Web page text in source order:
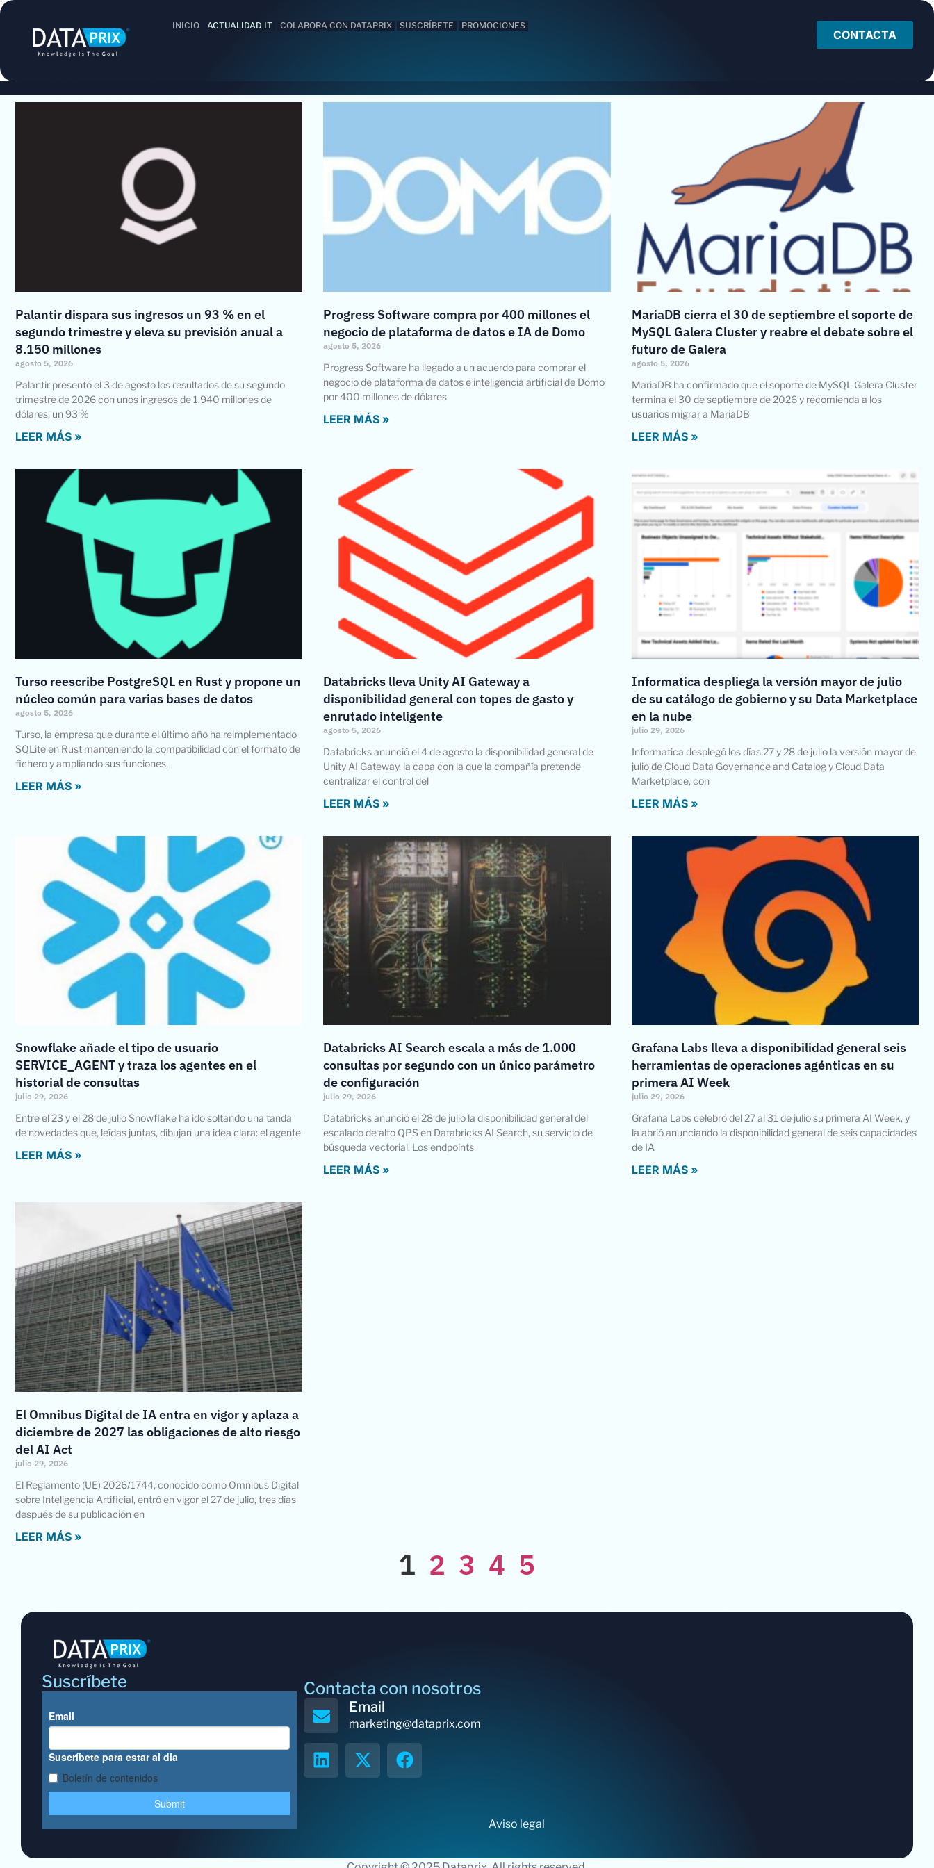
CONTACTA
INICIO ACTUALIDAD IT COLABORA CON DATAPRIX SUSCRÍBETE PROMOCIONES
Palantir dispara sus ingresos un 93 % en el
segundo trimestre y eleva su previsión anual a
8.150 millones
agosto 5, 2026
Palantir presentó el 3 de agosto los resultados de su segundo
trimestre de 2026 con unos ingresos de 1.940 millones de
dólares, un 93 %
LEER MÁS »
Progress Software compra por 400 millones el
negocio de plataforma de datos e IA de Domo
agosto 5, 2026
Progress Software ha llegado a un acuerdo para comprar el
negocio de plataforma de datos e inteligencia artificial de Domo
por 400 millones de dólares
LEER MÁS »
MariaDB cierra el 30 de septiembre el soporte de
MySQL Galera Cluster y reabre el debate sobre el
futuro de Galera
agosto 5, 2026
MariaDB ha confirmado que el soporte de MySQL Galera Cluster
termina el 30 de septiembre de 2026 y recomienda a los
usuarios migrar a MariaDB
LEER MÁS »
Turso reescribe PostgreSQL en Rust y propone un
núcleo común para varias bases de datos
agosto 5, 2026
Turso, la empresa que durante el último año ha reimplementado
SQLite en Rust manteniendo la compatibilidad con el formato de
fichero y ampliando sus funciones,
LEER MÁS »
Databricks lleva Unity AI Gateway a
disponibilidad general con topes de gasto y
enrutado inteligente
agosto 5, 2026
Databricks anunció el 4 de agosto la disponibilidad general de
Unity AI Gateway, la capa con la que la compañía pretende
centralizar el control del
LEER MÁS »
Informatica despliega la versión mayor de julio
de su catálogo de gobierno y su Data Marketplace
en la nube
julio 29, 2026
Informatica desplegó los días 27 y 28 de julio la versión mayor de
julio de Cloud Data Governance and Catalog y Cloud Data
Marketplace, con
LEER MÁS »
Snowflake añade el tipo de usuario
SERVICE_AGENT y traza los agentes en el
historial de consultas
julio 29, 2026
Entre el 23 y el 28 de julio Snowflake ha ido soltando una tanda
de novedades que, leídas juntas, dibujan una idea clara: el agente
LEER MÁS »
Databricks AI Search escala a más de 1.000
consultas por segundo con un único parámetro
de configuración
julio 29, 2026
Databricks anunció el 28 de julio la disponibilidad general del
escalado de alto QPS en Databricks AI Search, su servicio de
búsqueda vectorial. Los endpoints
LEER MÁS »
Grafana Labs lleva a disponibilidad general seis
herramientas de operaciones agénticas en su
primera AI Week
julio 29, 2026
Grafana Labs celebró del 27 al 31 de julio su primera AI Week, y
la abrió anunciando la disponibilidad general de seis capacidades
de IA
LEER MÁS »
El Omnibus Digital de IA entra en vigor y aplaza a
diciembre de 2027 las obligaciones de alto riesgo
del AI Act
julio 29, 2026
El Reglamento (UE) 2026/1744, conocido como Omnibus Digital
sobre Inteligencia Artificial, entró en vigor el 27 de julio, tres días
después de su publicación en
LEER MÁS »
1 2 3 4 5
Suscríbete Contacta con nosotros
Email
marketing@dataprix.com
Aviso legal